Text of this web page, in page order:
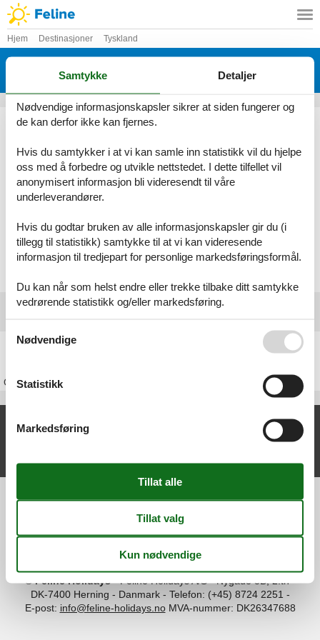
Hjem Destinasjoner Tyskland
Feriehus Schwarzwald
Her finner du det største utvalget av feriehuse Schwarzwald
Ved Feline vil du alltid finne det største utvalget av vakkert
nettet eller kontakt oss, hvis du har spørsmål.
Velg mellom 987 feriehus
feriehus Schwarzwald
Velg mellom 987 feriehus
Feriehus Tyskland
OmTyskland
Nylige artikler om Schwarzwald
Vis liste
Information
Persondatapolitik
Cookies
Om os
©Feline Holidays-Feline Holidays A/S-Nygade 8B, 2.th -
DK-7400 Herning - Danmark - Telefon: (+45) 8724 2251 -
E-post: info@feline-holidays.no MVA-nummer: DK26347688
Samtykke Detaljer
Nødvendige informasjonskapsler sikrer at siden fungerer og
de kan derfor ikke kan fjernes.
Hvis du samtykker i at vi kan samle inn statistikk vil du hjelpe
oss med å forbedre og utvikle nettstedet. I dette tilfellet vil
anonymisert informasjon bli videresendt til våre
underleverandører.
Hvis du godtar bruken av alle informasjonskapsler gir du (i
tillegg til statistikk) samtykke til at vi kan videresende
informasjon til tredjepart for personlige markedsføringsformål.
Du kan når som helst endre eller trekke tilbake ditt samtykke
vedrørende statistikk og/eller markedsføring.
Nødvendige
Statistikk
Markedsføring